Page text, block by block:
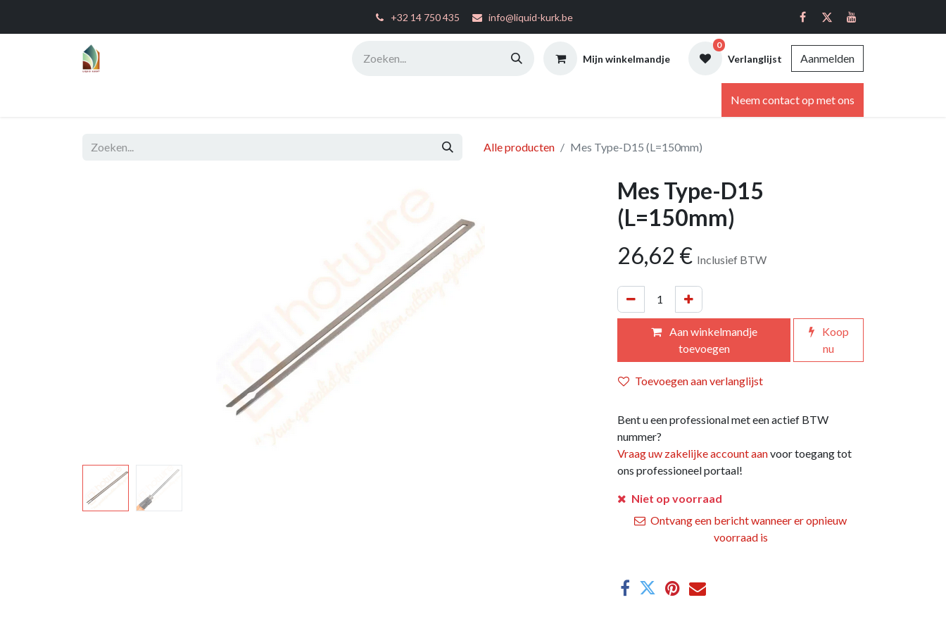
+32 14 750 435 info@liquid-kurk.be
Mijn winkelmandje
0
Verlanglijst Aanmelden
Neem contact op met ons
Alle producten Mes Type-D15 (L=150mm)
Mes Type-D15
(L=150mm)
26,62 € Inclusief BTW
Aan winkelmandje
toevoegen
Koop
nu
Toevoegen aan verlanglijst
Bent u een professional met een actief BTW
nummer?
Vraag uw zakelijke account aanvoor toegang tot
ons professioneel portaal!
Niet op voorraad
Ontvang een bericht wanneer er opnieuw
voorraad is